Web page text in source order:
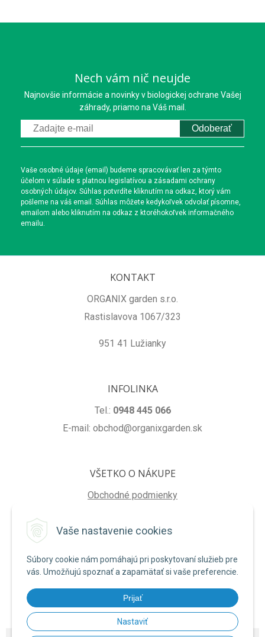
Vaše nastavenie cookies
Súbory cookie nám pomáhajú pri poskytovaní služieb pre
vás. Umožňujú spoznať a zapamätať si vaše preferencie.
Prijať
Nastaviť
Nech vám nič neujde
Najnovšie informácie a novinky v biologickej ochrane Vašej
záhrady, priamo na Váš mail.
Odoberať
Vaše osobné údaje (email) budeme spracovávať len za týmto
účelom v súlade s platnou legislatívou a zásadami ochrany
osobných údajov. Súhlas potvrdíte kliknutím na odkaz, ktorý vám
pošleme na váš email. Súhlas môžete kedykoľvek odvolať písomne,
emailom alebo kliknutím na odkaz z ktoréhokoľvek informačného
emailu.
KONTAKT
ORGANIX garden s.r.o.
Rastislavova 1067/323
951 41 Lužianky
INFOLINKA
Tel.: 0948 445 066
E-mail: obchod@organixgarden.sk
VŠETKO O NÁKUPE
Obchodné podmienky
Reklamačné podmienky
NA STIAHNUTIE
Formulár na odstúpenie od zmluvy
Poučenie o uplatnení práva na odstúpenie od zmluvy